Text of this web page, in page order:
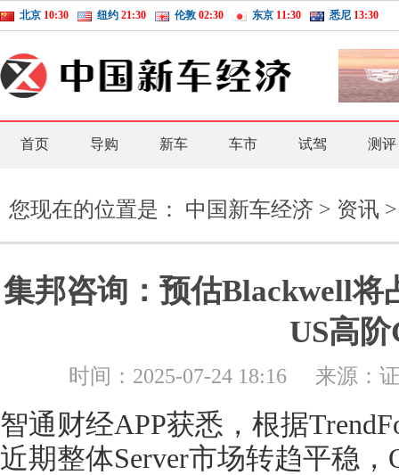
北京 10:30 纽约 21:30 伦敦 02:30 东京 11:30 悉尼 13:30
首页 导购 新车 车市 试驾 测评
您现在的位置是： 中国新车经济 > 资讯
集邦咨询：预估Blackwell将
US高阶
时间： 2025-07-24 18:16 来源：
智通财经APP获悉，根据
近期整体Server市场转趋平稳